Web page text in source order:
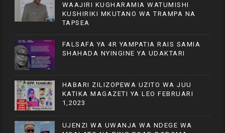
WAAJIRI KUGHARAMIA WATUMISHI
KUSHIRIKI MKUTANO WA TRAMPA NA
TAPSEA
FALSAFA YA 4R YAMPATIA RAIS SAMIA
SHAHADA NYINGINE YA UDAKTARI
HABARI ZILIZOPEWA UZITO WA JUU
KATIKA MAGAZETI YA LEO FEBRUARI
1,2023
UJENZI WA UWANJA WA NDEGE WA